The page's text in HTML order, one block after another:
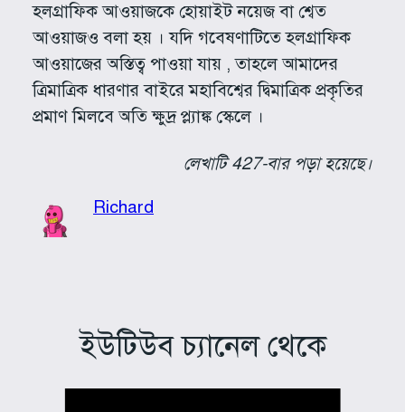
হলগ্রাফিক আওয়াজকে হোয়াইট নয়েজ বা শ্বেত
আওয়াজও বলা হয় । যদি গবেষণাটিতে হলগ্রাফিক
আওয়াজের অস্তিত্ব পাওয়া যায় , তাহলে আমাদের
ত্রিমাত্রিক ধারণার বাইরে মহাবিশ্বের দ্বিমাত্রিক প্রকৃতির
প্রমাণ মিলবে অতি ক্ষুদ্র প্ল্যাঙ্ক স্কেলে ।
লেখাটি 427-বার পড়া হয়েছে।
Richard
ইউটিউব চ্যানেল থেকে